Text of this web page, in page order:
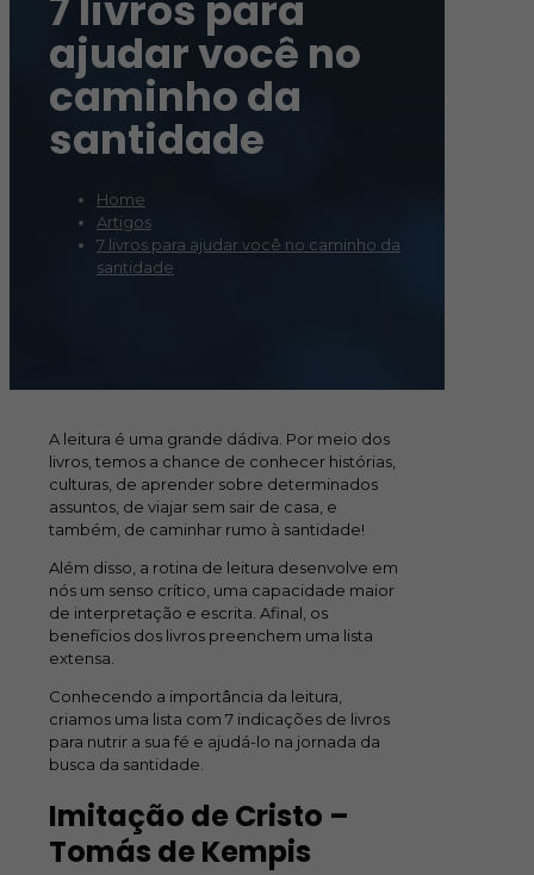
ajudar você no
caminho da
santidade
Home
Artigos
7 livros para ajudar você no caminho da
santidade
A leitura é uma grande dádiva. Por meio dos
livros, temos a chance de conhecer histórias,
culturas, de aprender sobre determinados
assuntos, de viajar sem sair de casa, e
também, de caminhar rumo à santidade!
Além disso, a rotina de leitura desenvolve em
nós um senso crítico, uma capacidade maior
de interpretação e escrita. Afinal, os
benefícios dos livros preenchem uma lista
extensa.
Conhecendo a importância da leitura,
criamos uma lista com 7 indicações de livros
para nutrir a sua fé e ajudá-lo na jornada da
busca da santidade.
Imitação de Cristo –
Tomás de Kempis